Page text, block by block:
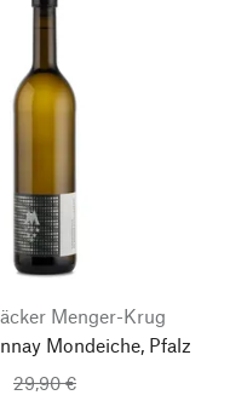
Menger-Krug
Mondeiche, Pfalz
29,90 €